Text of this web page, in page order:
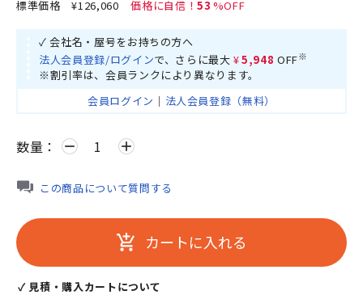
標準価格¥126,060 53
✓ 会社名・屋号をお持ちの方へ
法人会員登録/ログインで、さらに最大 ¥5,948 OFF※
※割引率は、会員ランクにより異なります。
会員ログイン ｜ 法人会員登録（無料）
数量： remove add
この商品について質問する
add_shopping_cart カートに入れる
✓ 見積・購入カートについて